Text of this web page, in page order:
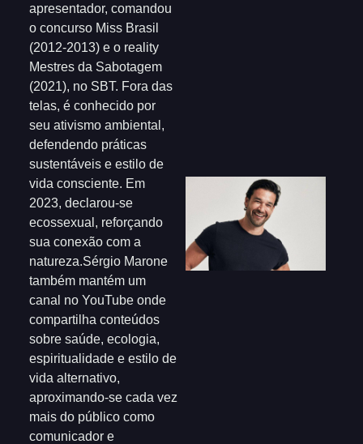
apresentador, comandou
o concurso Miss Brasil
(2012-2013) e o reality
Mestres da Sabotagem
(2021), no SBT. Fora das
telas, é conhecido por
seu ativismo ambiental,
defendendo práticas
sustentáveis e estilo de
vida consciente. Em
2023, declarou-se
ecossexual, reforçando
sua conexão com a
natureza.Sérgio Marone
também mantém um
canal no YouTube onde
compartilha conteúdos
sobre saúde, ecologia,
espiritualidade e estilo de
vida alternativo,
aproximando-se cada vez
mais do público como
comunicador e